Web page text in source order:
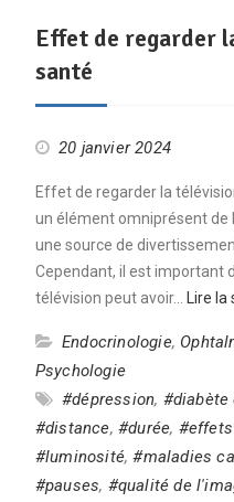
Effet de regarder
santé
20 janvier 2024
Effet de regarder la
un élément omniprésent de
une source de
Cependant, il est important
télévision peut avoir…
Lire
Endocrinologie,
Psychologie
#dépression, #diabète
#distance, #durée,
#luminosité,#maladies
#pauses, #qualité de